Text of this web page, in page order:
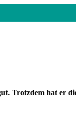
Trotzdem hat er